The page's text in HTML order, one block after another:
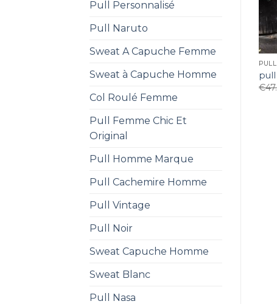
Pull Personnalisé
Pull Naruto
Sweat A Capuche Femme
Sweat à Capuche Homme
Col Roulé Femme
Pull Femme Chic Et
Original
Pull Homme Marque
Pull Cachemire Homme
Pull Vintage
Pull Noir
Sweat Capuche Homme
Sweat Blanc
Pull Nasa
€